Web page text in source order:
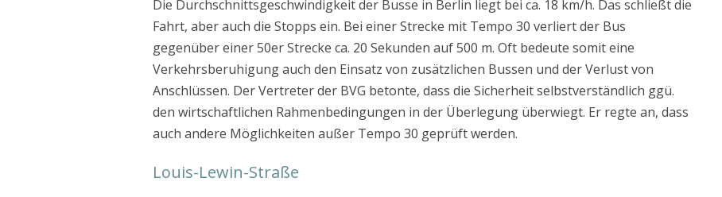
Die Durchschnittsgeschwindigkeit der Busse in Berlin liegt bei ca. 18 km/h. Das schließt die
Fahrt, aber auch die Stopps ein. Bei einer Strecke mit Tempo 30 verliert der Bus
gegenüber einer 50er Strecke ca. 20 Sekunden auf 500 m. Oft bedeute somit eine
Verkehrsberuhigung auch den Einsatz von zusätzlichen Bussen und der Verlust von
Anschlüssen. Der Vertreter der BVG betonte, dass die Sicherheit selbstverständlich ggü.
den wirtschaftlichen Rahmenbedingungen in der Überlegung überwiegt. Er regte an, dass
auch andere Möglichkeiten außer Tempo 30 geprüft werden.
Louis-Lewin-Straße